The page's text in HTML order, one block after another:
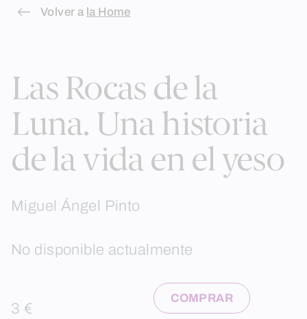
Skip
Volver a la Home
Las Rocas de la
Luna. Una historia
de la vida en el yeso
Miguel Ángel Pinto
No disponible actualmente
3 €
COMPRAR